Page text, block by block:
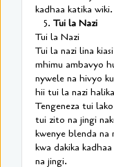
kadhaa katika wiki.
5. Tui la Nazi
Tui la Nazi
Tui la nazi lina
mhimu ambavyo
nywele na hivyo
hii tui la nazi
Tengeneza tui
tui zito na jingi
kwenye blenda na
kwa dakika
na jingi.